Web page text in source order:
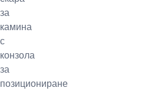
за
камина
с
конзола
за
позициониране